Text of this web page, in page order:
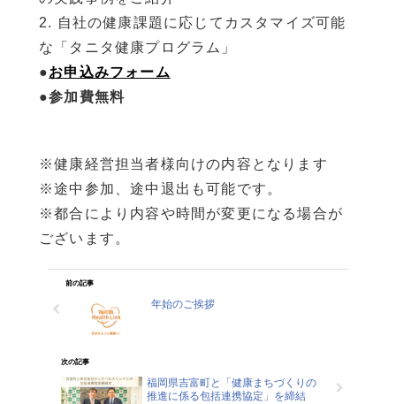
2. 自社の健康課題に応じてカスタマイズ可能
な「タニタ健康プログラム」
●お申込みフォーム
●参加費無料
※健康経営担当者様向けの内容となります
※途中参加、途中退出も可能です。
※都合により内容や時間が変更になる場合が
ございます。
前の記事
年始のご挨拶
次の記事
福岡県吉富町と「健康まちづくりの
推進に係る包括連携協定」を締結